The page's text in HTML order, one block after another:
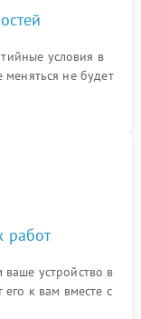
условия в
меняться не будет
работ
устройство в
к вам вместе с